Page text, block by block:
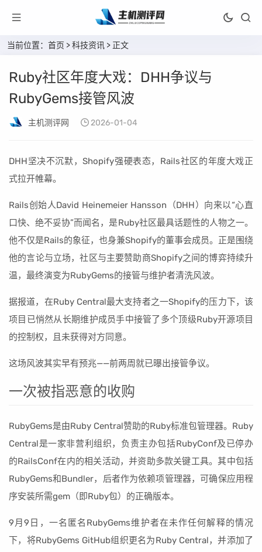
当前位置： 首页 >科技资讯 > 正文
Ruby社区年度大戏：DHH争议与
RubyGems接管风波
主机测评网 2026-01-04
DHH坚决不沉默，Shopify强硬表态，Rails社区的年度大戏正
式拉开帷幕。
Rails创始人David Heinemeier Hansson（DHH）向来以“心直
口快、绝不妥协”而闻名，是Ruby社区最具话题性的人物之一。
他不仅是Rails的象征，也身兼Shopify的董事会成员。正是围绕
他的言论与立场，社区与主要赞助商Shopify之间的博弈持续升
温，最终演变为RubyGems的接管与维护者清洗风波。
据报道，在Ruby Central最大支持者之一Shopify的压力下，该
项目已悄然从长期维护成员手中接管了多个顶级Ruby开源项目
的控制权，且未获得对方同意。
这场风波其实早有预兆——前两周就已曝出接管争议。
一次被指恶意的收购
RubyGems是由Ruby Central赞助的Ruby标准包管理器。Ruby
Central是一家非营利组织，负责主办包括RubyConf及已停办
的RailsConf在内的相关活动，并资助多款关键工具。其中包括
RubyGems和Bundler，后者作为依赖项管理器，可确保应用程
序安装所需gem（即Ruby包）的正确版本。
9月9日，一名匿名RubyGems维护者在未作任何解释的情况
下，将RubyGems GitHub组织更名为Ruby Central，并添加了